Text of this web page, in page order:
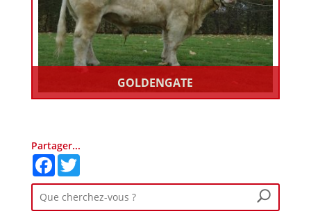
GOLDENGATE
Partager...
FacebookTwitter